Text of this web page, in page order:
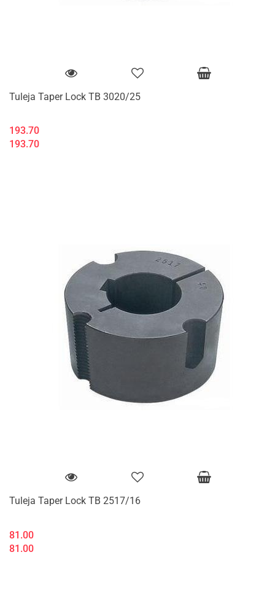
Tuleja Taper Lock TB 3020/25
193.70
193.70
Tuleja Taper Lock TB 2517/16
81.00
81.00